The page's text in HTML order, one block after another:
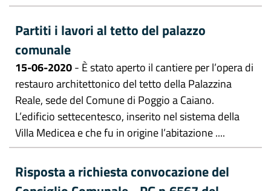
Partiti i lavori al tetto del palazzo
comunale
15-06-2020- È stato aperto il cantiere per l’opera di
restauro architettonico del tetto della Palazzina
Reale, sede del Comune di Poggio a Caiano.
L’edificio settecentesco, inserito nel sistema della
Villa Medicea e che fu in origine l’abitazione ....
Risposta a richiesta convocazione del